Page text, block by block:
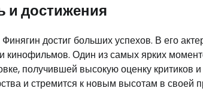
и достижения
достиг больших успехов. В его
кинофильмов. Один из самых ярких
получившей высокую оценку критиков
и стремится к новым высотам в своей